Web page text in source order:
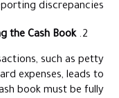
discrepancies.
the Cash Book
such as petty
expenses, leads to
book must be fully